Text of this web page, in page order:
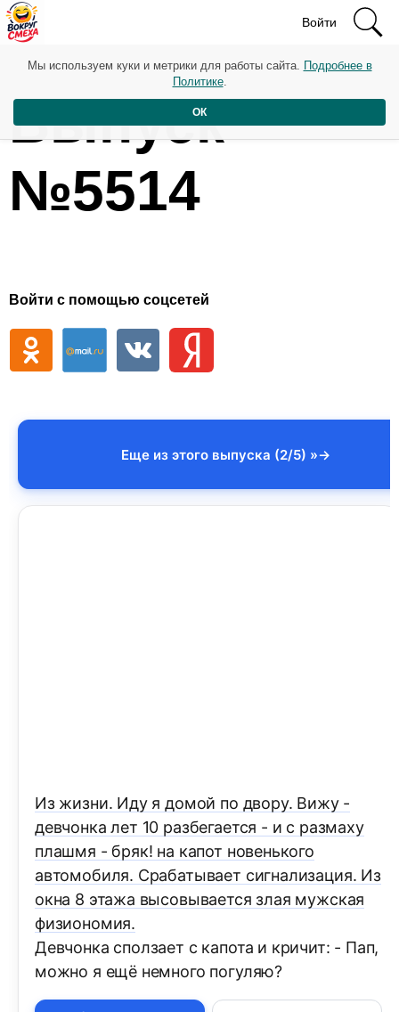
Войти
Выпуск
№5514
Войти с помощью соцсетей
Еще из этого выпуска (2/5) »
Из жизни. Иду я домой по двору. Вижу -
девчонка лет 10 разбегается - и с размаху
плашмя - бряк! на капот новенького
автомобиля. Срабатывает сигнализация. Из
окна 8 этажа высовывается злая мужская
физиономия.
Девчонка сползает с капота и кричит: - Пап,
можно я ещё немного погуляю?
Мы используем куки и метрики для работы сайта. Подробнее в
Политике.
ОК